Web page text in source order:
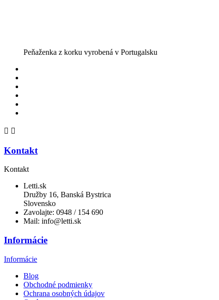
Peňaženka z korku vyrobená v Portugalsku
 
Kontakt
Kontakt
Letti.sk
Družby 16, Banská Bystrica
Slovensko
Zavolajte: 0948 / 154 690
Mail: info@letti.sk
Informácie
Informácie
Blog
Obchodné podmienky
Ochrana osobných údajov